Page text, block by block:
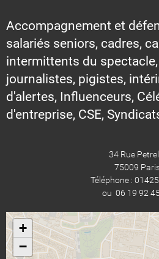
Accompagnement et
salariés seniors, cadres,
intermittents du
journalistes, pigistes,
d'alertes, Influenceurs,
d'entreprise, CSE,
34 Rue
75009
Téléphone :
ou 06 19 92
+
−